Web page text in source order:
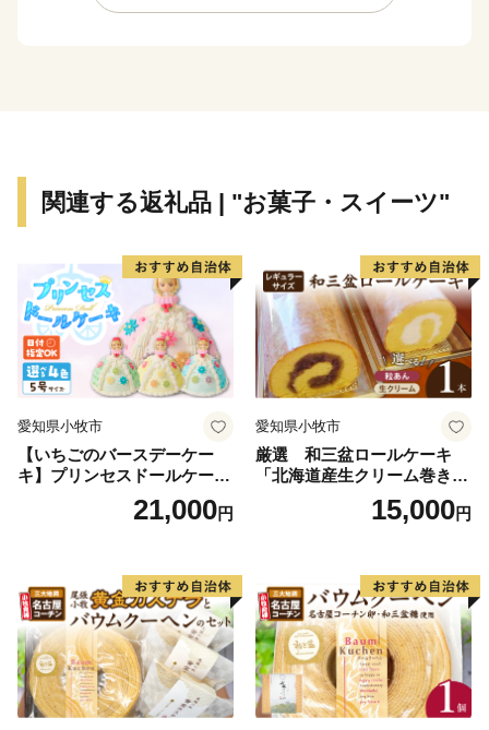
”御食国”のルーツとして、食物の神・伊奢沙別神（いさ
詳しくは、下記ページをご覧ください。
（上記URLをコピー＆ペーストしアドレスバーへ貼り付
けてご覧ください。）
■お問い合わせ先
福井県敦賀市ふるさと納税コールセンター
Mail：f.tsuruga@do-furusato.jp
受付時間 午前9時00分～午後5時45分 (土曜日・日曜
〒584-8790 富田林市中野町東2の3の69 コーユービ
ジネス内 18202
福井県敦賀市ふるさと納税 ワンストップ特例申請書類
受付係 宛
関連する返礼品 | "お菓子・スイーツ"
愛知県小牧市
【いちごのバースデーケー
キ】プリンセスドールケーキ
日時指定可 スイーツ デザー
ト 洋菓子 お取り寄せ 愛知県
デコレーションケーキ ホー
ルケーキ 人形 かわいい こど
も
21,000円
愛知県小牧市
厳選 和三盆ロールケーキ
「北海道産生クリーム巻き」
または「北海道産粒あん巻
き」（サイズ：レギュラー）
凍 愛知県 小牧市 アンプチベ
アやぐま
15,000円